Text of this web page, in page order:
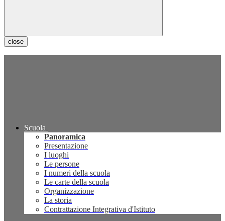
close
Scuola
Panoramica
Presentazione
I luoghi
Le persone
I numeri della scuola
Le carte della scuola
Organizzazione
La storia
Contrattazione Integrativa d'Istituto